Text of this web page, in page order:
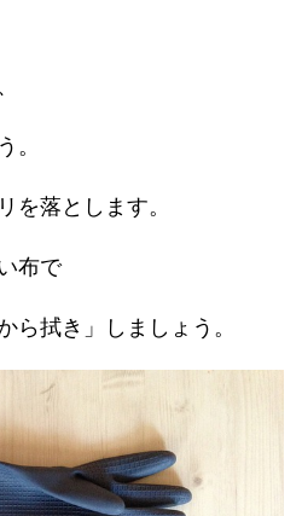
。
を落とします。
布で
ら拭き」しましょう。